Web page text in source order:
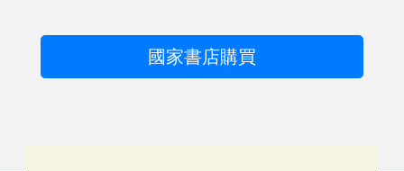
國家書店購買